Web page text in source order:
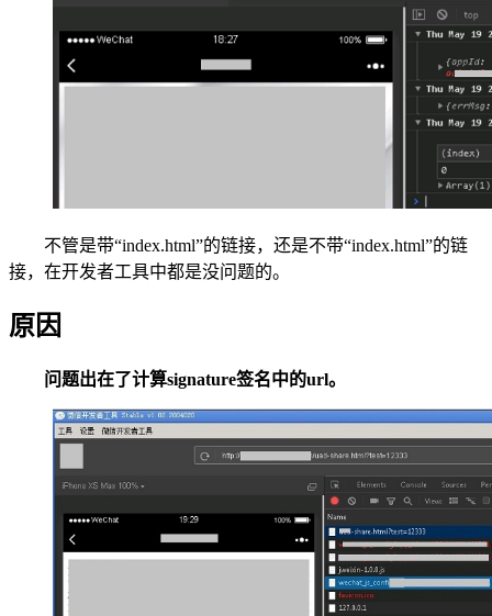
不管是带“index.html”的链接，还是不带“index.html”的链
接，在开发者工具中都是没问题的。
原因
问题出在了计算signature签名中的url。